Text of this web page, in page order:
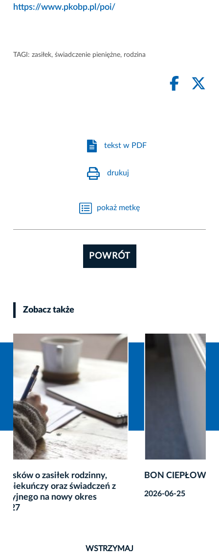
https://www.pkobp.pl/poi/
TAGI: zasiłek, świadczenie pieniężne, rodzina
tekst w PDF
drukuj
pokaż metkę
POWRÓT
Zobacz także
BON CIEPŁOWNICZY OD 1 LIPCA
2026-06-25
WSTRZYMAJ